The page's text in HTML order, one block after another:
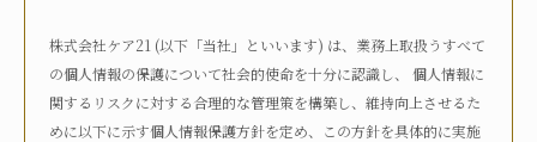
いる
何らかの高齢者向け施設に入居している
病院に入院している
その他
株式会社ケア21 (以下「当社」といいます) は、業務上取扱うすべて
の個人情報の保護について社会的使命を十分に認識し、 個人情報に
関するリスクに対する合理的な管理策を構築し、維持向上させるた
めに以下に示す個人情報保護方針を定め、この方針を具体的に実施